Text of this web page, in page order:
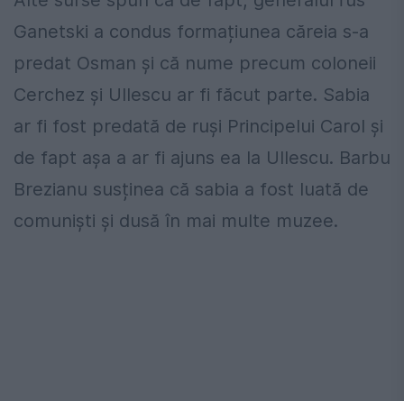
Ganetski a condus formațiunea căreia s-a
predat Osman și că nume precum coloneii
Cerchez și Ullescu ar fi făcut parte. Sabia
ar fi fost predată de ruși Principelui Carol și
de fapt așa a ar fi ajuns ea la Ullescu. Barbu
Brezianu susținea că sabia a fost luată de
comuniști și dusă în mai multe muzee.